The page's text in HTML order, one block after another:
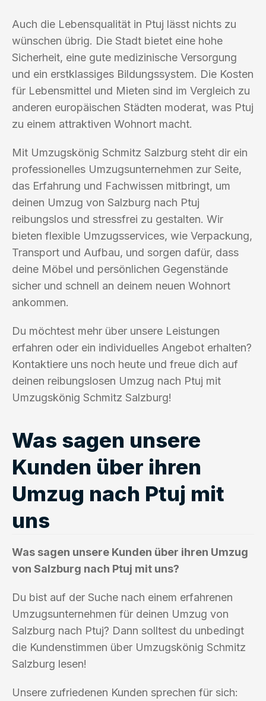
Auch die Lebensqualität in Ptuj lässt nichts zu
wünschen übrig. Die Stadt bietet eine hohe
Sicherheit, eine gute medizinische Versorgung
und ein erstklassiges Bildungssystem. Die Kosten
für Lebensmittel und Mieten sind im Vergleich zu
anderen europäischen Städten moderat, was Ptuj
zu einem attraktiven Wohnort macht.
Mit Umzugskönig Schmitz Salzburg steht dir ein
professionelles Umzugsunternehmen zur Seite,
das Erfahrung und Fachwissen mitbringt, um
deinen Umzug von Salzburg nach Ptuj
reibungslos und stressfrei zu gestalten. Wir
bieten flexible Umzugsservices, wie Verpackung,
Transport und Aufbau, und sorgen dafür, dass
deine Möbel und persönlichen Gegenstände
sicher und schnell an deinem neuen Wohnort
ankommen.
Du möchtest mehr über unsere Leistungen
erfahren oder ein individuelles Angebot erhalten?
Kontaktiere uns noch heute und freue dich auf
deinen reibungslosen Umzug nach Ptuj mit
Umzugskönig Schmitz Salzburg!
Was sagen unsere
Kunden über ihren
Umzug nach Ptuj mit
uns
Was sagen unsere Kunden über ihren Umzug
von Salzburg nach Ptuj mit uns?
Du bist auf der Suche nach einem erfahrenen
Umzugsunternehmen für deinen Umzug von
Salzburg nach Ptuj? Dann solltest du unbedingt
die Kundenstimmen über Umzugskönig Schmitz
Salzburg lesen!
Unsere zufriedenen Kunden sprechen für sich: